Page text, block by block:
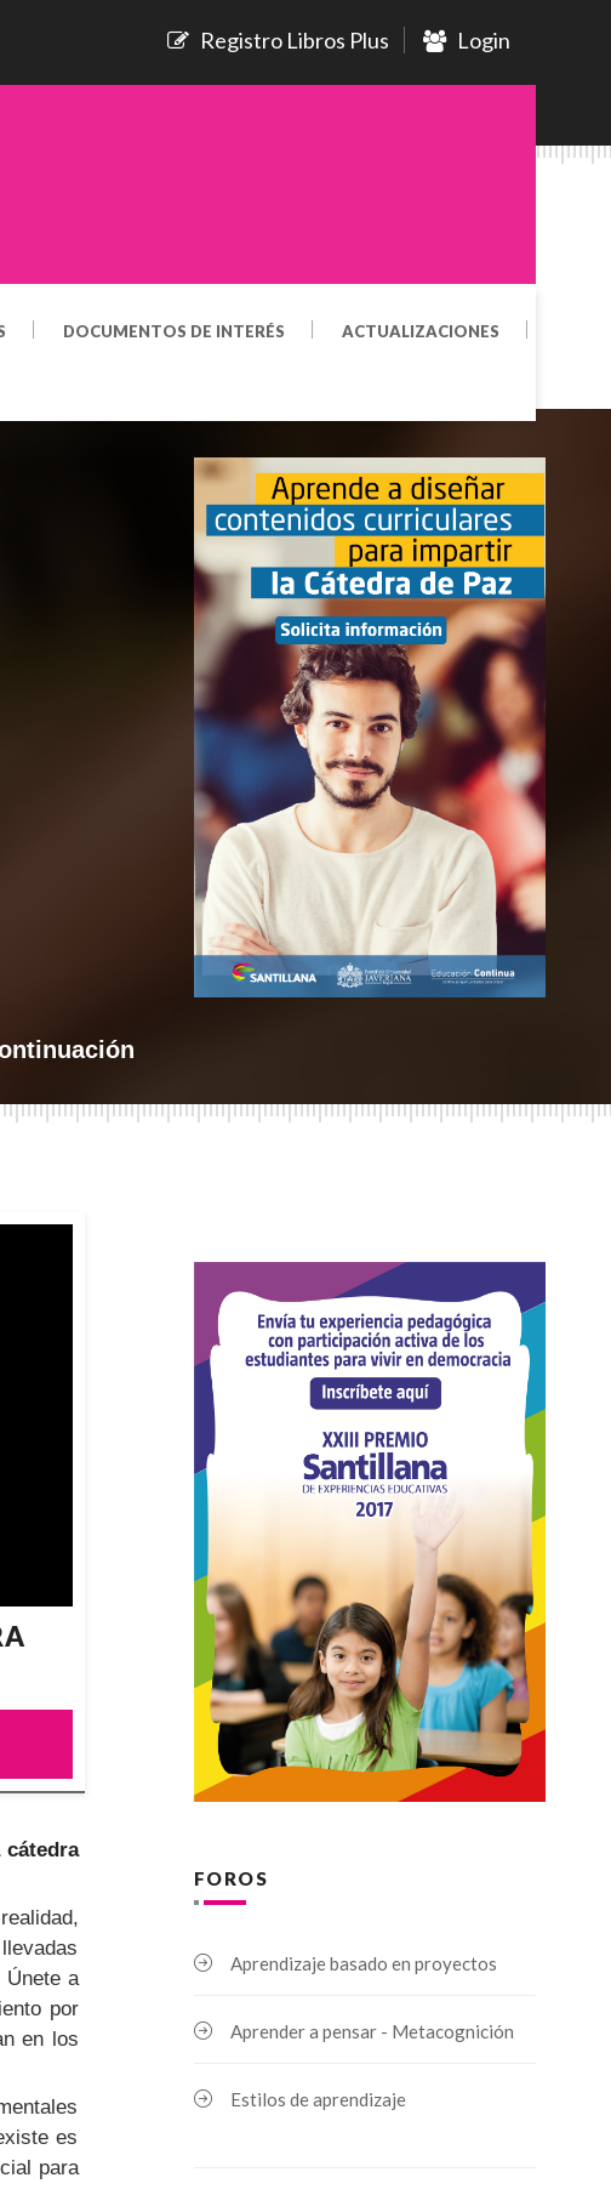
Registro Libros Plus Login
DOCUMENTOS DE INTERÉS ACTUALIZACIONES
Únete a
por
en los
es
para
FOROS
Aprendizaje basado en proyectos
Aprender a pensar - Metacognición
Estilos de aprendizaje